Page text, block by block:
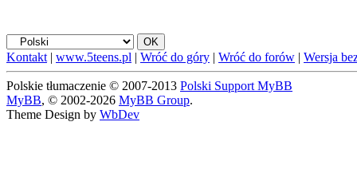
Kontakt | www.5teens.pl | Wróć do góry | Wróć do forów | Wersja
Polskie tłumaczenie © 2007-2013 Polski Support MyBB
MyBB, © 2002-2026 MyBB Group.
Theme Design by WbDev